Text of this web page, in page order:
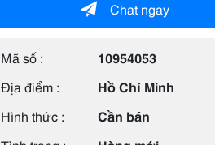
Chat ngay
Mã số :
10954053
Địa điểm :
Hồ Chí Minh
Hình thức :
Cần bán